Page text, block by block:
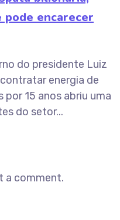
encarecer
do presidente Luiz
energia de
15 anos abriu uma
do setor...
a comment.